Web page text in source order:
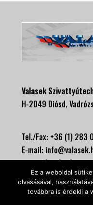
Valasek
H-2049 Diósd,
Tel./Fax: +36 (1) 283
E-mail:
Ez a weboldal
olvasásával,
továbbra is érdekli a